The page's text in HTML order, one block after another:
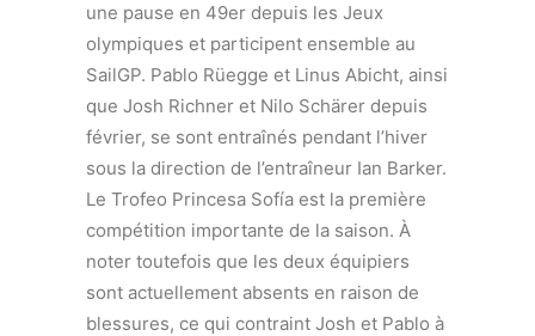
une pause en 49er depuis les Jeux
olympiques et participent ensemble au
SailGP. Pablo Rüegge et Linus Abicht, ainsi
que Josh Richner et Nilo Schärer depuis
février, se sont entraînés pendant l’hiver
sous la direction de l’entraîneur Ian Barker.
Le Trofeo Princesa Sofía est la première
compétition importante de la saison. À
noter toutefois que les deux équipiers
sont actuellement absents en raison de
blessures, ce qui contraint Josh et Pablo à